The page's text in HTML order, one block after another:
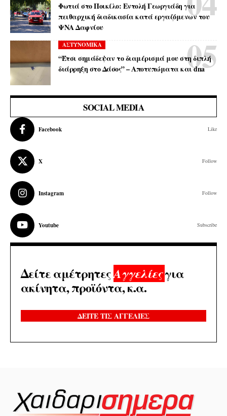
Φωτιά στο Ποικίλο: Εντολή Γεωργιάδη για
πειθαρχική διαδικασία κατά εργαζόμενων του
ΨΝΑ Δαφνίου
ΑΣΤΥΝΟΜΙΚΑ
“Έτσι σημάδεψαν το διαμέρισμά μου στη διπλή
διάρρηξη στο Δάσος” – Αποτυπώματα και dna
SOCIAL MEDIA
Facebook Like
X Follow
Instagram Follow
Youtube Subscribe
Δείτε αμέτρητεςΑγγελίεςγια
ακίνητα, προϊόντα, κ.α.
ΔΕΙΤΕ ΤΙΣ ΑΓΓΕΛΙΕΣ